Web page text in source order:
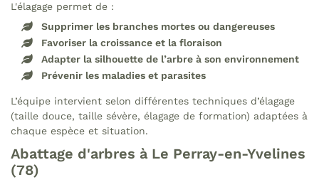
L'élagage permet de :
Supprimer les branches mortes ou dangereuses
Favoriser la croissance et la floraison
Adapter la silhouette de l’arbre à son environnement
Prévenir les maladies et parasites
L’équipe intervient selon différentes techniques d’élagage
(taille douce, taille sévère, élagage de formation) adaptées à
chaque espèce et situation.
Abattage d'arbres à Le Perray-en-Yvelines
(78)